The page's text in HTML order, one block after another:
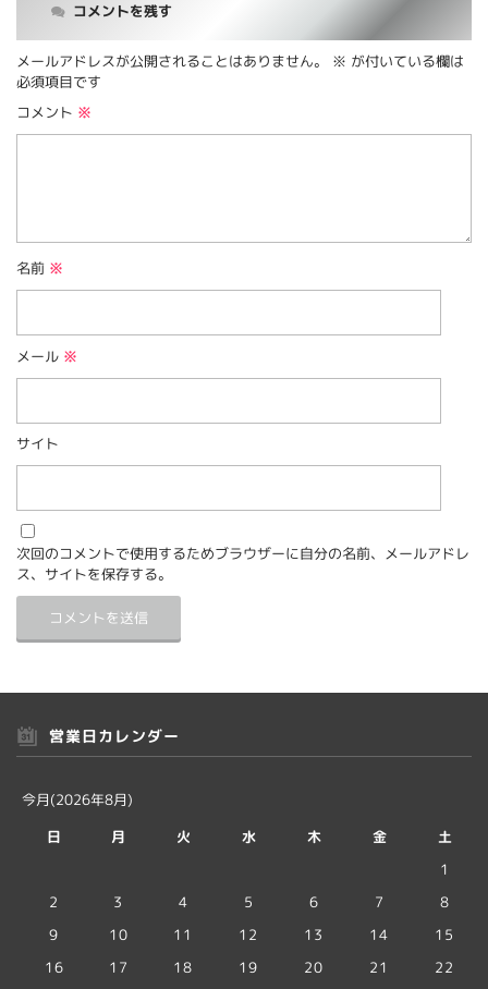
コメントを残す
メールアドレスが公開されることはありません。 ※ が付いている欄は
必須項目です
コメント ※
名前 ※
メール ※
サイト
次回のコメントで使用するためブラウザーに自分の名前、メールアドレ
ス、サイトを保存する。
営業日カレンダー
今月(2026年8月)
日
月 火 水 木 金
土
1
2
3 4 5 6 7
8
9
10 11 12 13 14
15
16
17 18 19 20 21
22